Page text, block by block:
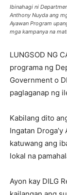
Ibinahagi ni
Anthony Nuyda ang
Ayawan Program
mga kampanya na
LUNGSOD NG
programa ng
Government o
paglaganap ng
Kabilang dito
Ingatan
katuwang ang
lokal na
Ayon kay DILG